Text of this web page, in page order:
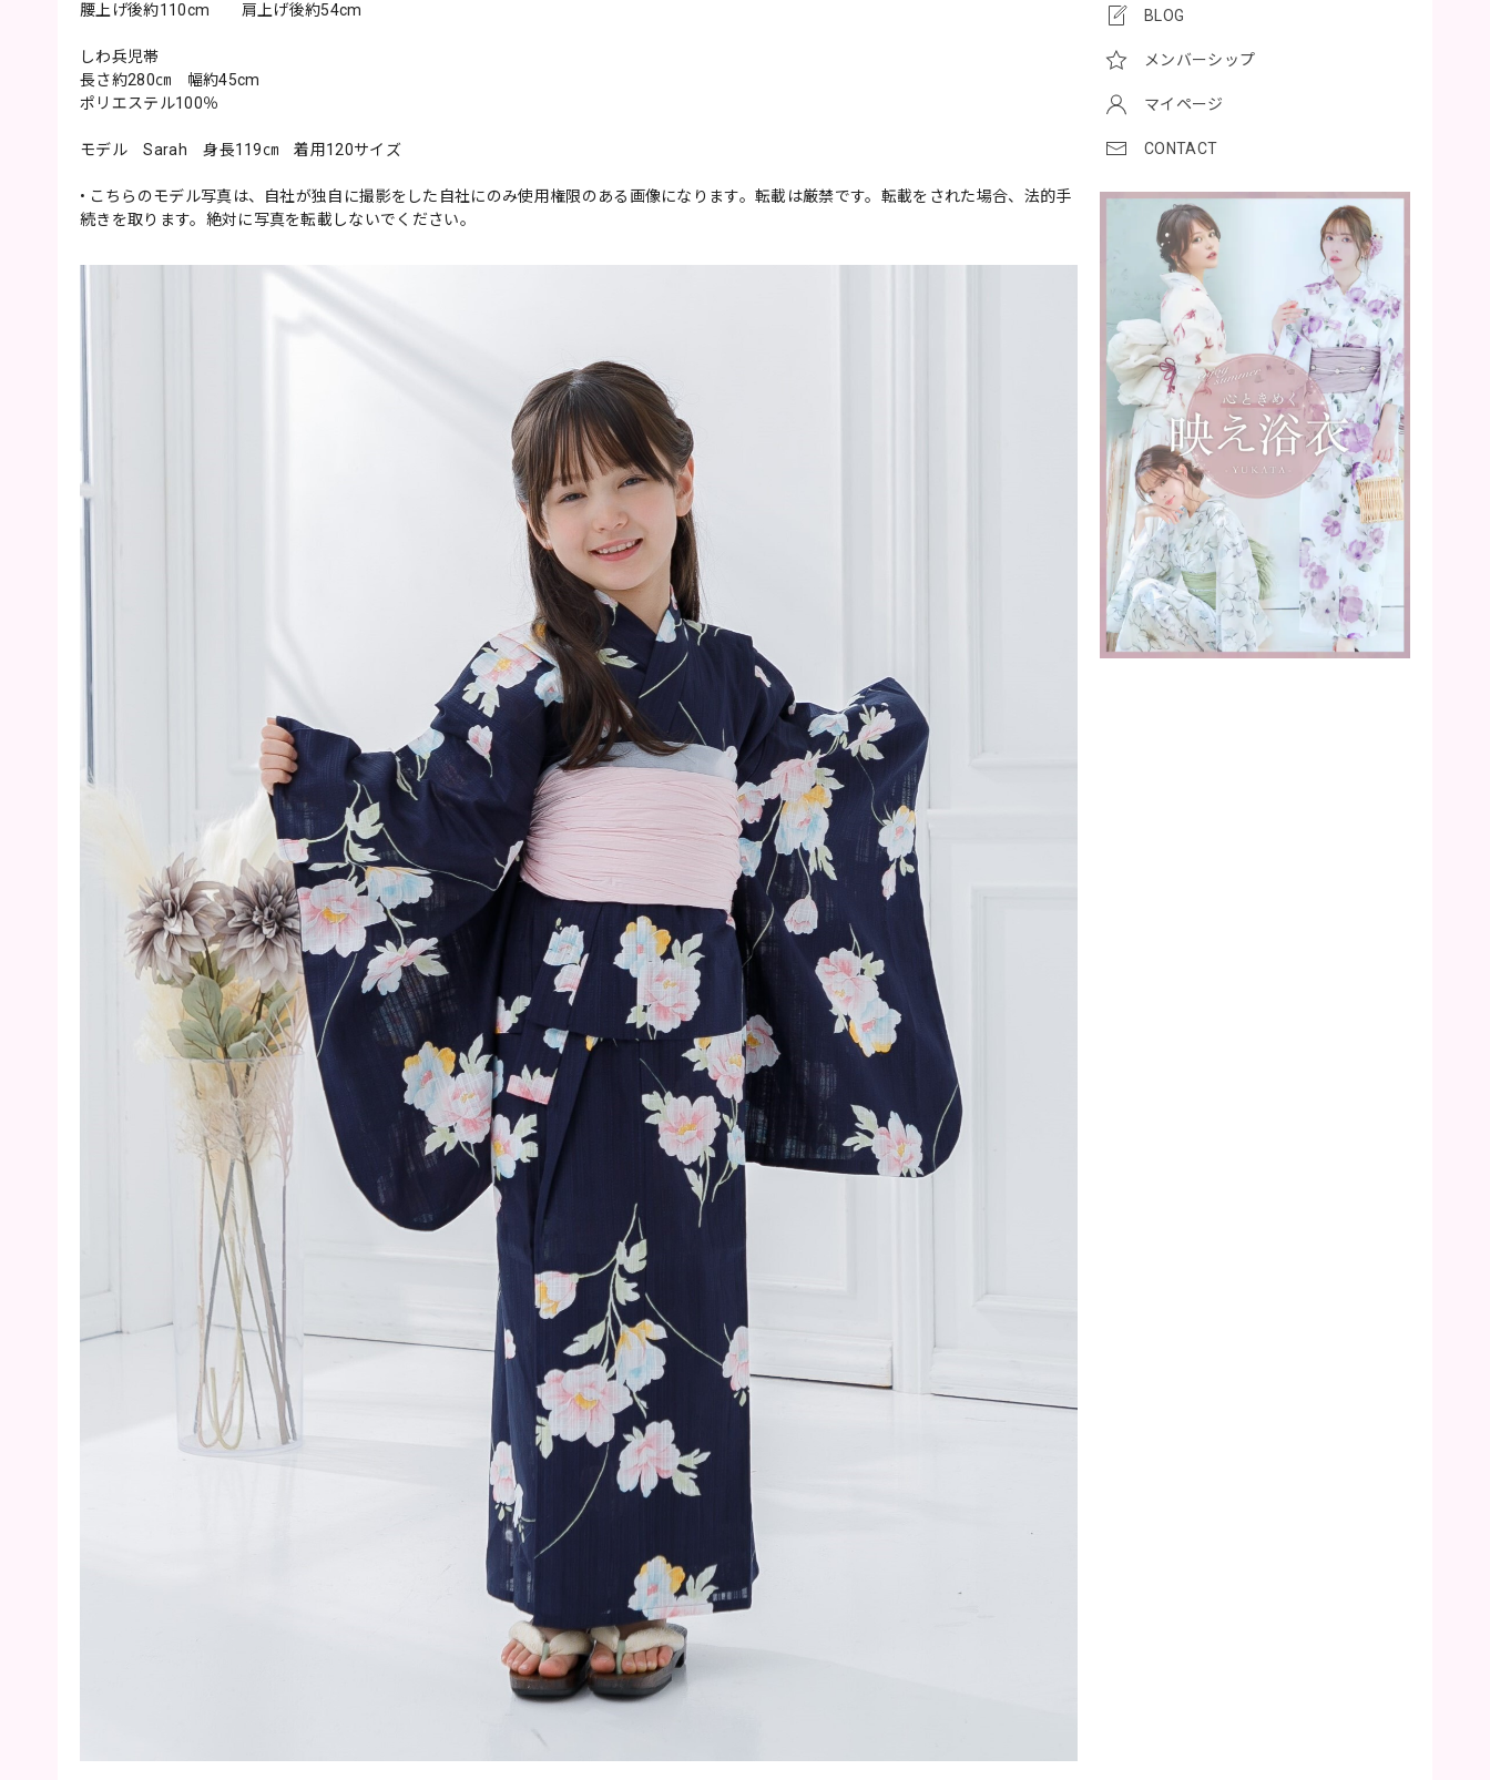
BLOG
メンバーシップ
マイページ
CONTACT
腰上げ後約110cm 肩上げ後約54cm
しわ兵児帯
長さ約280㎝ 幅約45cm
ポリエステル100％
モデル Sarah 身長119㎝ 着用120サイズ
• こちらのモデル写真は、自社が独自に撮影をした自社にのみ使用権限のある画像になります。転載は厳禁です。転載をされた場合、法的手
続きを取ります。絶対に写真を転載しないでください。